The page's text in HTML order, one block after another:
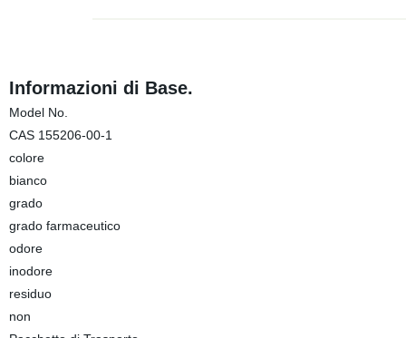
Informazioni di Base.
Model No.
CAS 155206-00-1
colore
bianco
grado
grado farmaceutico
odore
inodore
residuo
non